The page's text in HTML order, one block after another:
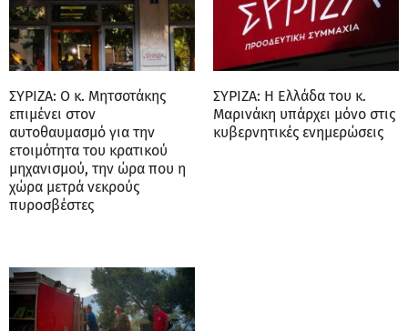
ΣΥΡΙΖΑ: Ο κ. Μητσοτάκης
επιμένει στον
αυτοθαυμασμό για την
ετοιμότητα του κρατικού
μηχανισμού, την ώρα που η
χώρα μετρά νεκρούς
πυροσβέστες
ΣΥΡΙΖΑ: Η Ελλάδα του κ.
Μαρινάκη υπάρχει μόνο στις
κυβερνητικές ενημερώσεις